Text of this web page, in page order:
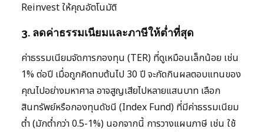
Reinvest ให้คุณอัตโนมัติ
3. ลดค่าธรรมเนียมและภาษีให้ต่ำที่สุด
ค่าธรรมเนียมจัดการกองทุน (TER) ที่ดูเหมือนเล็กน้อย เช่น
1% ต่อปี เมื่อถูกคิดทบต้นไป 30 ปี จะกัดกินผลตอบแทนของ
คุณไปอย่างมหาศาล อาจสูญเสียไปหลายแสนบาท เลือก
สินทรัพย์หรือกองทุนดัชนี (Index Fund) ที่มีค่าธรรมเนียม
ต่ำ (มักต่ำกว่า 0.5-1%) นอกจากนี้ การวางแผนภาษี เช่น ใช้